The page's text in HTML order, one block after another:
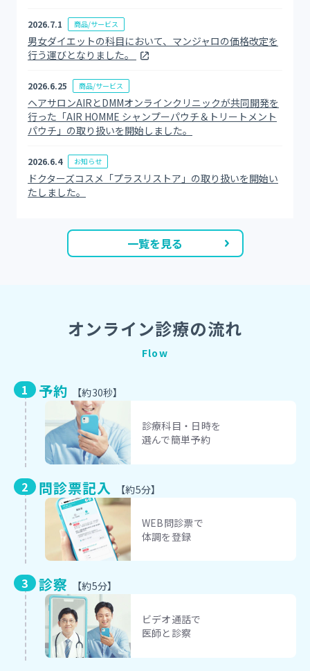
2026.7.1 商品/サービス
男女ダイエットの科目において、マンジャロの価格改定を
行う運びとなりました。
2026.6.25 商品/サービス
ヘアサロンAIRとDMMオンラインクリニックが共同開発を
行った「AIR HOMME シャンプーパウチ＆トリートメント
パウチ」の取り扱いを開始しました。
2026.6.4 お知らせ
ドクターズコスメ「プラスリストア」の取り扱いを開始い
たしました。
一覧を見る
オンライン診療の流れ
Flow
予約 【約30秒】
診療科目・日時を
選んで簡単予約
問診票記入 【約5分】
WEB問診票で
体調を登録
診察 【約5分】
ビデオ通話で
医師と診察